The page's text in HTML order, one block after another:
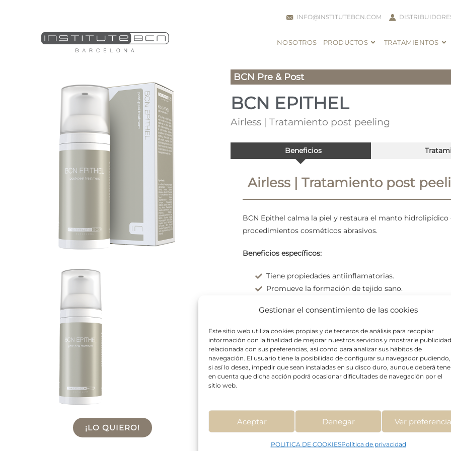
Gestionar el consentimiento de las cookies
Este sitio web utiliza cookies propias y de terceros de análisis para recopilar
información con la finalidad de mejorar nuestros servicios y mostrarle publicidad
relacionada con sus preferencias, así como para analizar sus hábitos de
navegación. El usuario tiene la posibilidad de configurar su navegador pudiendo,
si así lo desea, impedir que sean instaladas en su disco duro, aunque deberá
en cuenta que dicha acción podrá ocasionar dificultades de navegación por el
sitio web.
Aceptar Denegar Ver
POLITICA DE COOKIESPolítica de privacidad
INFO@INSTITUTEBCN.COM
NOSOTROS PRODUCTOS TRATAMIENTOS
¡LO QUIERO!
BCN Pre & Post
BCN EPITHEL
Airless | Tratamiento post peeling
Beneficios
Airless | Tratamiento post
BCN Epithel calma la piel y restaura el manto
procedimientos cosméticos abrasivos.
Beneficios específicos:
Tiene propiedades antiinflamatorias.
Promueve la formación de tejido sano.
Refuerza la función barrera de la piel protegiendo
Estimula la síntesis de colágeno.
Tiene propiedades antioxidantes y combate los